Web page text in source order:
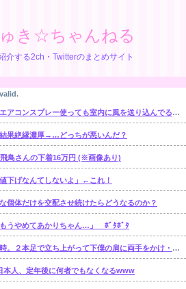
き☆ちゃんねる
介する2ch・Twitterのまとめサイト
プレー使っても室内に風を送り込んでるファンは汚いままですよ」
結果絶縁濃厚→…どっちが悪いんだ？
飛鳥さんの下着16万円 (※画像あり)
下げなんてしないよ」←これ！
個体だけを交配させ続けたらどうなるのか？
もうやめてあかりちゃん…」 ﾎﾞﾀﾎﾞﾀ
本足で立ち上がって下僕の肩に両手をかけ・・・【再】
本人、定年後に何者でもなくなるwww